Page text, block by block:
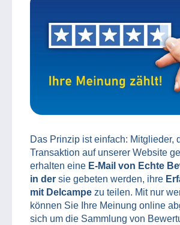
Das Prinzip ist einfach: Mitglieder,
Transaktion auf unserer Website
erhalten eine E-Mail von Echte
in der sie gebeten werden, ihre
mit Delcampe zu teilen. Mit nur
können Sie Ihre Meinung online
sich um die Sammlung von